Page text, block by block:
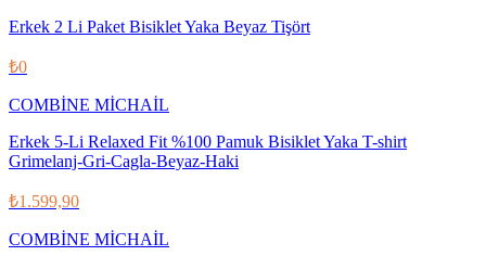
Erkek 2 Li Paket Bisiklet Yaka Beyaz Tişört
₺0
COMBİNE MİCHAİL
Erkek 5-Li Relaxed Fit %100 Pamuk Bisiklet Yaka T-shirt
Grimelanj-Gri-Cagla-Beyaz-Haki
₺1.599,90
COMBİNE MİCHAİL